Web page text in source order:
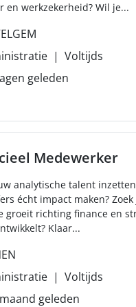
en werkzekerheid? Wil je...
Voltijds
geleden
Medewerker
analytische talent
écht impact maken?
groeit richting finance en
Klaar...
Voltijds
geleden